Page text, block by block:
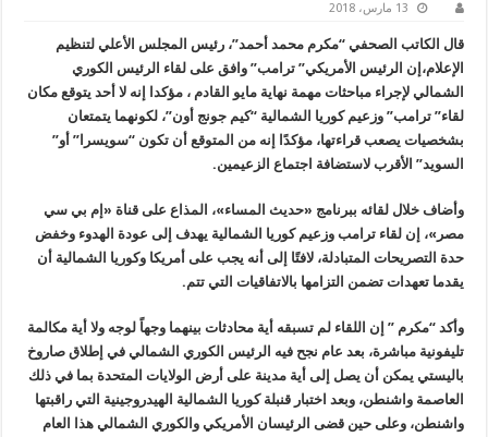
13 مارس، 2018
قال الكاتب الصحفي “مكرم محمد أحمد”، رئيس المجلس الأعلي لتنظيم
الإعلام،إن الرئيس الأمريكي” ترامب” وافق على لقاء الرئيس الكوري
الشمالي لإجراء مباحثات مهمة نهاية مايو القادم ، مؤكدا إنه لا أحد يتوقع مكان
لقاء” ترامب” وزعيم كوريا الشمالية “كيم جونج أون”، لكونهما يتمتعان
بشخصيات يصعب قراءتها، مؤكدًا إنه من المتوقع أن تكون “سويسرا” أو”
السويد” الأقرب لاستضافة اجتماع الزعيمين.
وأضاف خلال لقائه ببرنامج «حديث المساء»، المذاع على قناة «إم بي سي
مصر»، إن لقاء ترامب وزعيم كوريا الشمالية يهدف إلى عودة الهدوء وخفض
حدة التصريحات المتبادلة، لافتًا إلى أنه يجب على أمريكا وكوريا الشمالية أن
يقدما تعهدات تضمن التزامها بالاتفاقيات التي تتم.
وأكد “مكرم ” إن اللقاء لم تسبقه أية محادثات بينهما وجهاً لوجه ولا أية مكالمة
تليفونية مباشرة، بعد عام نجح فيه الرئيس الكوري الشمالي في إطلاق صاروخ
باليستي يمكن أن يصل إلى أية مدينة على أرض الولايات المتحدة بما في ذلك
العاصمة واشنطن، وبعد اختبار قنبلة كوريا الشمالية الهيدروجينية التي راقبتها
واشنطن، وعلى حين قضى الرئيسان الأمريكي والكوري الشمالي هذا العام